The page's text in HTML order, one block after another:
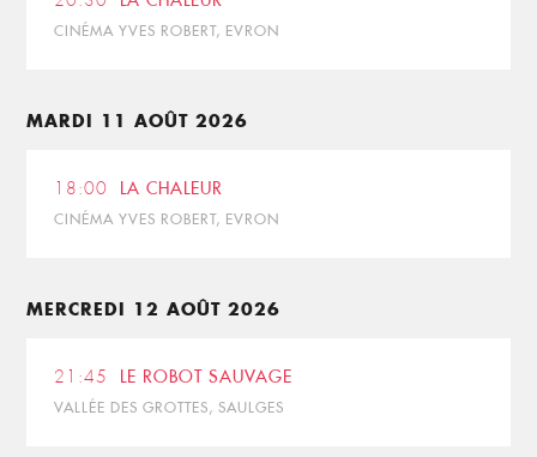
CINÉMA YVES ROBERT, EVRON
MARDI 11 AOÛT 2026
18:00 LA CHALEUR
CINÉMA YVES ROBERT, EVRON
MERCREDI 12 AOÛT 2026
21:45 LE ROBOT SAUVAGE
VALLÉE DES GROTTES, SAULGES